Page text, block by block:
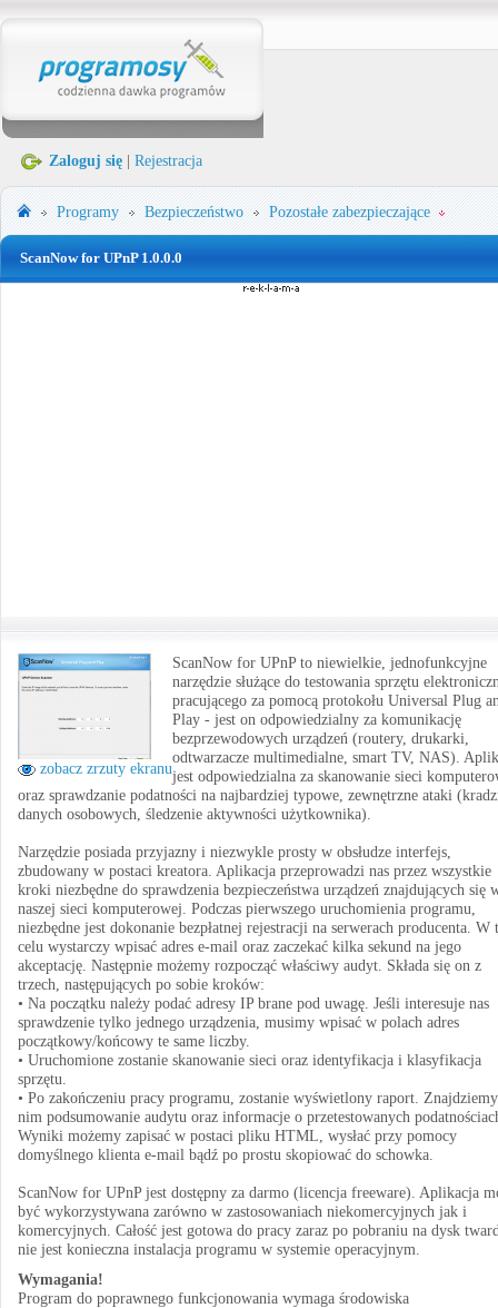
Zaloguj się Rejestracja
Programy Bezpieczeństwo Pozostałe zabezpieczające
ScanNow for UPnP 1.0.0.0
zobacz zrzuty ekranu
ScanNow for UPnP to niewielkie, jednofunkcyjne
narzędzie służące do testowania sprzętu
pracującego za pomocą protokołu Universal Plug
Play - jest on odpowiedzialny za komunikację
bezprzewodowych urządzeń (routery, drukarki,
odtwarzacze multimedialne, smart TV, NAS).
jest odpowiedzialna za skanowanie sieci
oraz sprawdzanie podatności na najbardziej typowe, zewnętrzne ataki
danych osobowych, śledzenie aktywności użytkownika).
Narzędzie posiada przyjazny i niezwykle prosty w obsłudze interfejs,
zbudowany w postaci kreatora. Aplikacja przeprowadzi nas przez wszystkie
kroki niezbędne do sprawdzenia bezpieczeństwa urządzeń znajdujących się
naszej sieci komputerowej. Podczas pierwszego uruchomienia programu,
niezbędne jest dokonanie bezpłatnej rejestracji na serwerach producenta. W
celu wystarczy wpisać adres e-mail oraz zaczekać kilka sekund na jego
akceptację. Następnie możemy rozpocząć właściwy audyt. Składa się on z
trzech, następujących po sobie kroków:
• Na początku należy podać adresy IP brane pod uwagę. Jeśli interesuje nas
sprawdzenie tylko jednego urządzenia, musimy wpisać w polach adres
początkowy/końcowy te same liczby.
• Uruchomione zostanie skanowanie sieci oraz identyfikacja i klasyfikacja
sprzętu.
• Po zakończeniu pracy programu, zostanie wyświetlony raport.
nim podsumowanie audytu oraz informacje o przetestowanych
Wyniki możemy zapisać w postaci pliku HTML, wysłać przy pomocy
domyślnego klienta e-mail bądź po prostu skopiować do schowka.
ScanNow for UPnP jest dostępny za darmo (licencja freeware). Aplikacja
być wykorzystywana zarówno w zastosowaniach niekomercyjnych jak i
komercyjnych. Całość jest gotowa do pracy zaraz po pobraniu na dysk
nie jest konieczna instalacja programu w systemie operacyjnym.
Wymagania!
Program do poprawnego funkcjonowania wymaga środowiska